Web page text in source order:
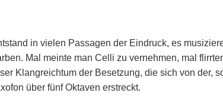
in vielen Passagen der Eindruck, es
Mal meinte man Celli zu vernehmen, mal
Klangreichtum der Besetzung, die sich von der,
über fünf Oktaven erstreckt.